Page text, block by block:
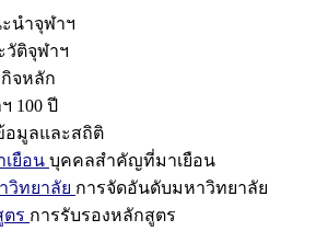
นำจุฬาฯ
วัติจุฬาฯ
จหลัก
100 ปี
อมูลและสถิติ
ยือน บุคคลสำคัญที่มาเยือน
วิทยาลัย การจัดอันดับมหาวิทยาลัย
ตร การรับรองหลักสูตร